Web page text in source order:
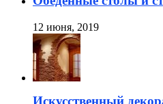
12 июня, 2019